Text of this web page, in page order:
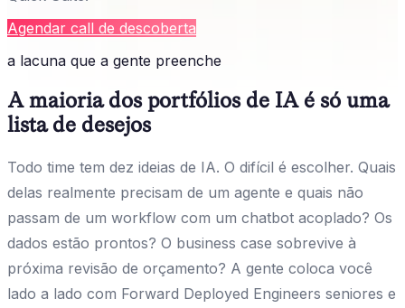
Agendar call de descoberta
a lacuna que a gente preenche
A maioria dos portfólios de IA é só uma
lista de desejos
Todo time tem dez ideias de IA. O difícil é escolher. Quais
delas realmente precisam de um agente e quais não
passam de um workflow com um chatbot acoplado? Os
dados estão prontos? O business case sobrevive à
próxima revisão de orçamento? A gente coloca você
lado a lado com Forward Deployed Engineers seniores e